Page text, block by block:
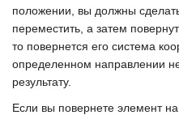
положении, вы должны
переместить, а затем
то повернется его система
определенном направлении
результату.
Если вы повернете элемент на